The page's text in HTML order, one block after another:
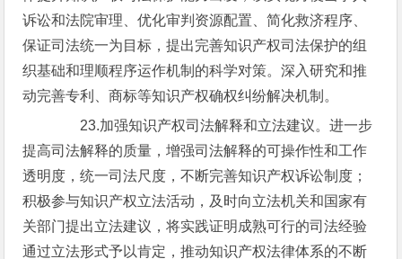
诉讼和法院审理、优化审判资源配置、简化救济程序、
保证司法统一为目标，提出完善知识产权司法保护的组
织基础和理顺程序运作机制的科学对策。深入研究和推
动完善专利、商标等知识产权确权纠纷解决机制。
23.加强知识产权司法解释和立法建议。进一步
提高司法解释的质量，增强司法解释的可操作性和工作
透明度，统一司法尺度，不断完善知识产权诉讼制度；
积极参与知识产权立法活动，及时向立法机关和国家有
关部门提出立法建议，将实践证明成熟可行的司法经验
通过立法形式予以肯定，推动知识产权法律体系的不断